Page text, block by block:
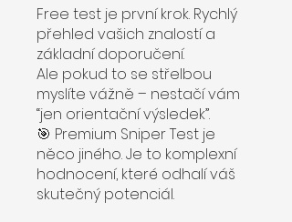
Free test je první krok. Rychlý
přehled vašich znalostí a
základní doporučení.
Ale pokud to se střelbou
myslíte vážně – nestačí vám
“jen orientační výsledek”.
🎯 Premium Sniper Test je
něco jiného. Je to komplexní
hodnocení, které odhalí váš
skutečný potenciál.